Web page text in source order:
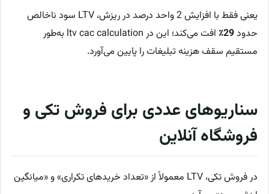
یعنی فقط با افزایش 2 واحد درصد در ریزش، LTV سود ناخالص
حدود29٪
افت می‌کند؛ این در ltv cac calculation به‌طور
مستقیم سقف هزینه تبلیغات را پایین می‌آورد.
سناریوهای عددی برای فروش تکی و
فروشگاه آنلاین
در فروش تکی، LTV معمولاً از «تعداد خریدهای تکراری» و «میانگین